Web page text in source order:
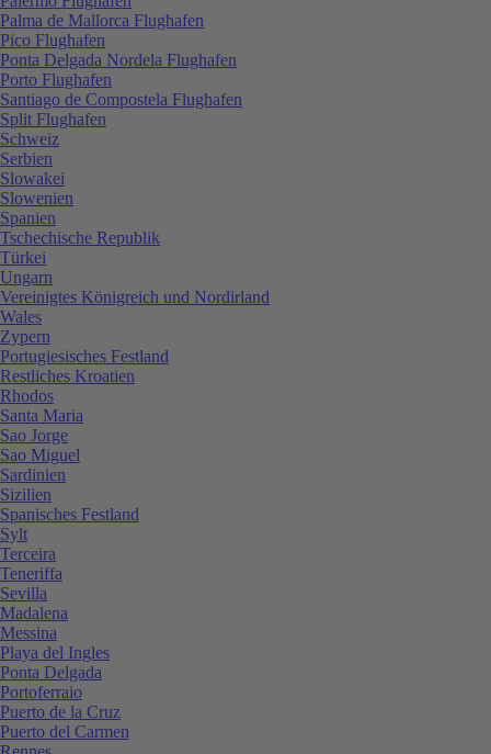
Palma de Mallorca Flughafen
Pico Flughafen
Ponta Delgada Nordela Flughafen
Porto Flughafen
Santiago de Compostela Flughafen
Split Flughafen
Schweiz
Serbien
Slowakei
Slowenien
Spanien
Tschechische Republik
Türkei
Ungarn
Vereinigtes Königreich und Nordirland
Wales
Zypern
Portugiesisches Festland
Restliches Kroatien
Rhodos
Santa Maria
Sao Jorge
Sao Miguel
Sardinien
Sizilien
Spanisches Festland
Sylt
Terceira
Teneriffa
Sevilla
Madalena
Messina
Playa del Ingles
Ponta Delgada
Portoferraio
Puerto de la Cruz
Puerto del Carmen